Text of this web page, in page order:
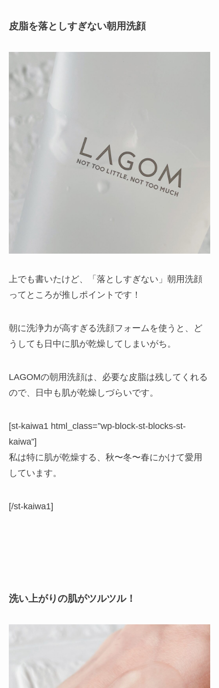
皮脂を落としすぎない朝用洗顔
上でも書いたけど、「落としすぎない」朝用洗顔
ってところが推しポイントです！
朝に洗浄力が高すぎる洗顔フォームを使うと、ど
うしても日中に肌が乾燥してしまいがち。
LAGOMの朝用洗顔は、 必要な皮脂は残してくれる
ので、日中も肌が乾燥しづらいです。
[st-kaiwa1 html_class=”wp-block-st-blocks-st-
kaiwa”]
私は特に肌が乾燥する、秋〜冬〜春にかけて愛用
しています。
[/st-kaiwa1]
洗い上がりの肌がツルツル！